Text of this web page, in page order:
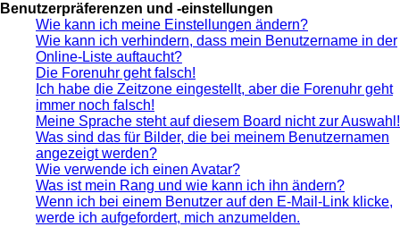
Benutzerpräferenzen und -einstellungen
Wie kann ich meine Einstellungen ändern?
Wie kann ich verhindern, dass mein Benutzername in der
Online-Liste auftaucht?
Die Forenuhr geht falsch!
Ich habe die Zeitzone eingestellt, aber die Forenuhr geht
immer noch falsch!
Meine Sprache steht auf diesem Board nicht zur Auswahl!
Was sind das für Bilder, die bei meinem Benutzernamen
angezeigt werden?
Wie verwende ich einen Avatar?
Was ist mein Rang und wie kann ich ihn ändern?
Wenn ich bei einem Benutzer auf den E-Mail-Link klicke,
werde ich aufgefordert, mich anzumelden.